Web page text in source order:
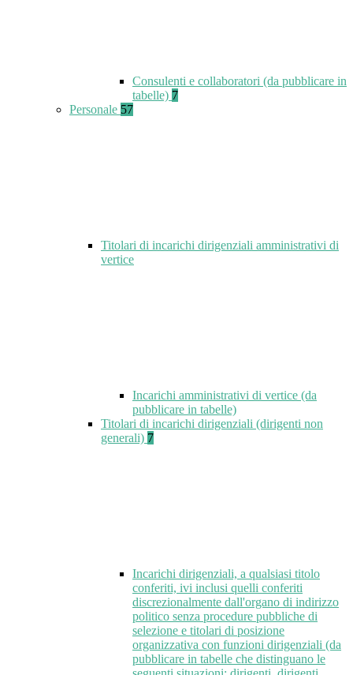
Consulenti e collaboratori (da pubblicare in
tabelle) 7
Personale 57
Titolari di incarichi dirigenziali amministrativi di
vertice
Incarichi amministrativi di vertice (da
pubblicare in tabelle)
Titolari di incarichi dirigenziali (dirigenti non
generali) 7
Incarichi dirigenziali, a qualsiasi titolo
conferiti, ivi inclusi quelli conferiti
discrezionalmente dall'organo di indirizzo
politico senza procedure pubbliche di
selezione e titolari di posizione
organizzativa con funzioni dirigenziali (da
pubblicare in tabelle che distinguano le